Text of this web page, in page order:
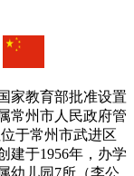
家教育部批准设置
常州市人民政府管
于常州市武进区
建于1956年，办学